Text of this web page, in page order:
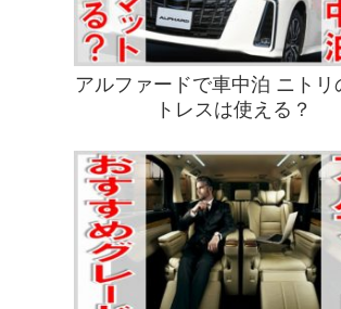
アルファードで車中泊 ニトリ
トレスは使える？